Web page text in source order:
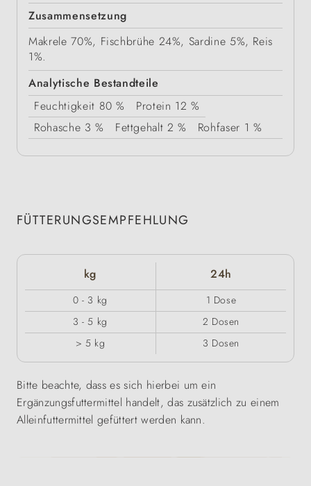
Zusammensetzung
Makrele 70%, Fischbrühe 24%, Sardine 5%, Reis
1%.
Analytische Bestandteile
Feuchtigkeit 80 % Protein 12 %
Rohasche 3 % Fettgehalt 2 % Rohfaser 1 %
FÜTTERUNGSEMPFEHLUNG
kg 24h
0 - 3 kg
1 Dose
3 - 5 kg
2 Dosen
> 5 kg
3 Dosen
Bitte beachte, dass es sich hierbei um ein
Ergänzungsfuttermittel handelt, das zusätzlich zu einem
Alleinfuttermittel gefüttert werden kann.